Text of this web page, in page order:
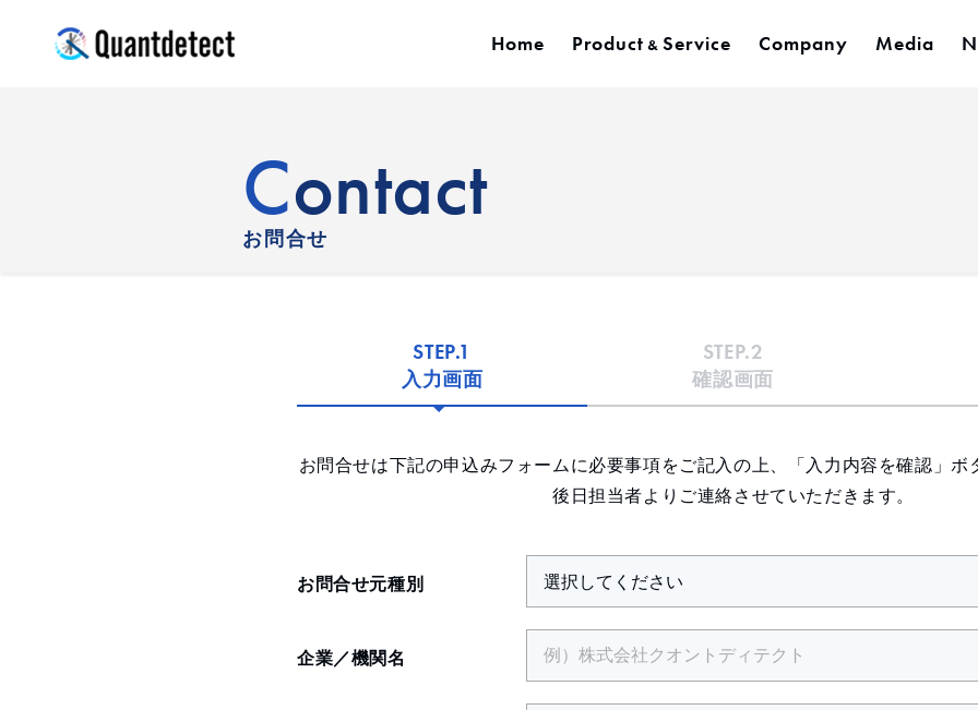
Home Product & Service Company Media
Contact
お問合せ
STEP.1
入力画面
STEP.2
確認画面
お問合せは下記の申込みフォームに必要事項をご記入の上、「入力内容を確認」ボ
後日担当者よりご連絡させていただきます。
お問合せ元種別
企業／機関名